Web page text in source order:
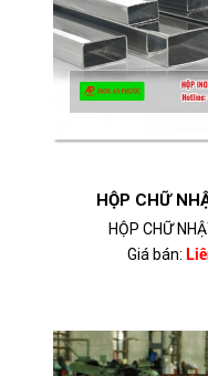
HỘP CHỮ
HỘP CHỮ
Giá bán: